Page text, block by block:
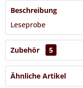
Beschreibung
Leseprobe
Zubehör 5
Ähnliche Artikel